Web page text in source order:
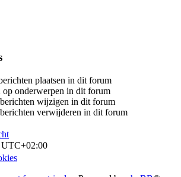
plaatsen in dit forum
op onderwerpen in dit forum
wijzigen in dit forum
verwijderen in dit forum
UTC+02:00